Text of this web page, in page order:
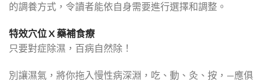
的調養方式，令讀者能依自身需要進行選擇和調整。
特效穴位 X 藥補食療
只要對症除濕，百病自然除！
別讓濕氣，將你拖入慢性病深淵，吃、動、灸、按，—應俱